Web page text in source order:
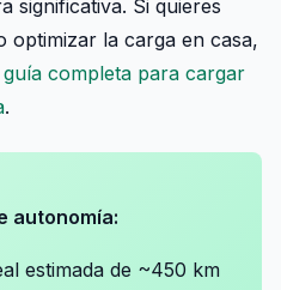
significativa. Si quieres
optimizar la carga en casa,
guía completa para cargar
.
autonomía:
estimada de ~450 km